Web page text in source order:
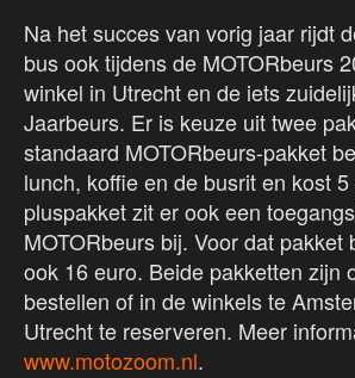
Na het succes van vorig jaar rijdt
bus ook tijdens de MOTORbeurs
winkel in Utrecht en de iets
Jaarbeurs. Er is keuze uit twee
standaard MOTORbeurs-pakket
lunch, koffie en de busrit en kost
pluspakket zit er ook een
MOTORbeurs bij. Voor dat pakket
ook 16 euro. Beide pakketten zijn
bestellen of in de winkels te
Utrecht te reserveren. Meer
www.motozoom.nl.